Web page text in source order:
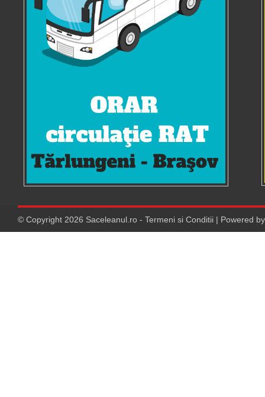
© Copyright 2026 Saceleanul.ro - Termeni si Conditii | Powered